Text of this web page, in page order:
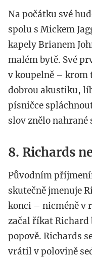
Na počátku své
spolu s Mickem
kapely Brianem
malém bytě. Své
v koupelně – krom
dobrou akustiku,
písničce
slov znělo
8. Richards
Původním
skutečně jmenuje
konci – nicméně v
začal říkat Richard
popově. Richards
vrátil v polovině